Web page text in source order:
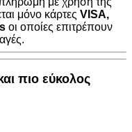
μόνο κάρτες VISA,
οι οποίες επιτρέπουν
πιο εύκολος